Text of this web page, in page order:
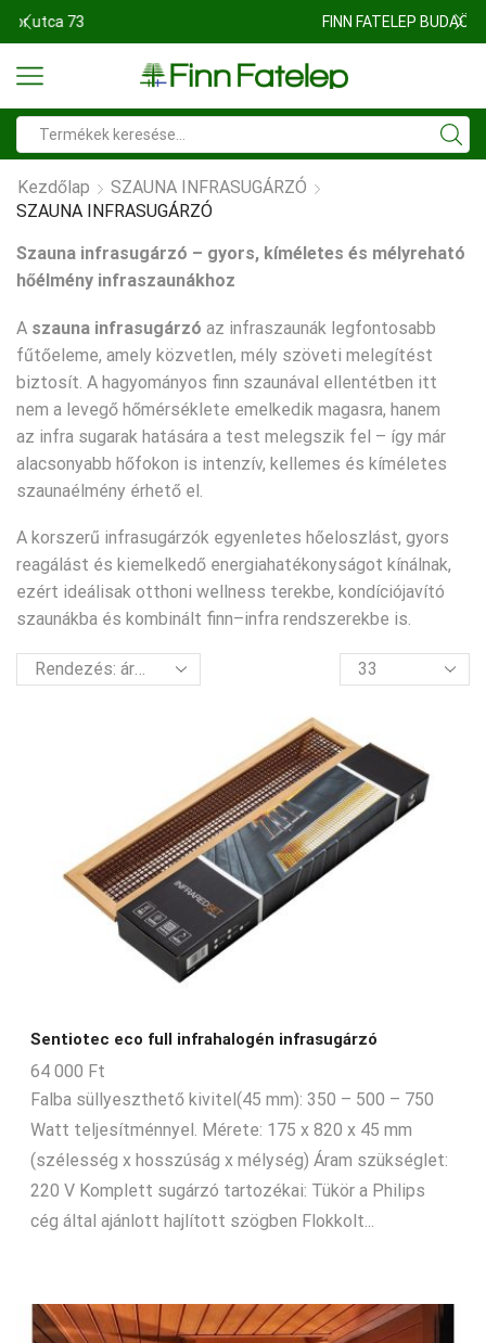
FINN FATELEP BUDAÖRS
input
Kezdőlap
SZAUNA INFRASUGÁRZÓ
SZAUNA INFRASUGÁRZÓ
Szauna infrasugárzó – gyors, kíméletes és mélyreható
hőélmény infraszaunákhoz
A szauna infrasugárzó az infraszaunák legfontosabb
fűtőeleme, amely közvetlen, mély szöveti melegítést
biztosít. A hagyományos finn szaunával ellentétben itt
nem a levegő hőmérséklete emelkedik magasra, hanem
az infra sugarak hatására a test melegszik fel – így már
alacsonyabb hőfokon is intenzív, kellemes és kíméletes
szaunaélmény érhető el.
A korszerű infrasugárzók egyenletes hőeloszlást, gyors
reagálást és kiemelkedő energiahatékonyságot kínálnak,
ezért ideálisak otthoni wellness terekbe, kondíciójavító
szaunákba és kombinált finn–infra rendszerekbe is.
termék
per
Sentiotec eco full infrahalogén infrasugárzó
64 000 Ft
Falba süllyeszthető kivitel(45 mm): 350 – 500 – 750
Watt teljesítménnyel. Mérete: 175 x 820 x 45 mm
(szélesség x hosszúság x mélység) Áram szükséglet:
220 V Komplett sugárzó tartozékai: Tükör a Philips
cég által ajánlott hajlított szögben Flokkolt...